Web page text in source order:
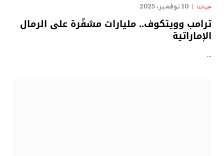
حياتنا 10 نوفمبر، 2025
ترامب وويتكوف.. مليارات مشفّرة على الرمال
الإماراتية
…